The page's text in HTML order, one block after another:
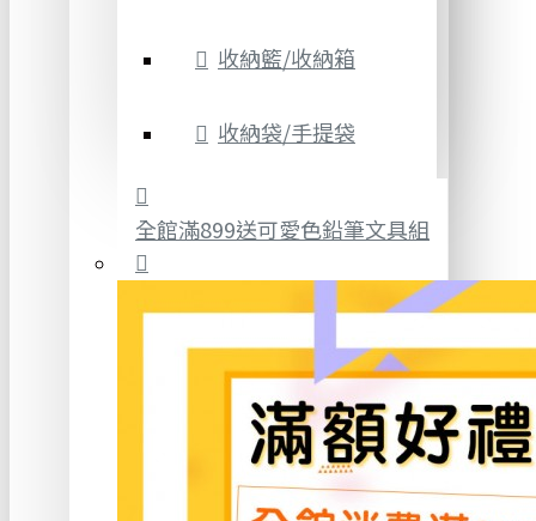
收納籃/收納箱
收納袋/手提袋
全館滿899送可愛色鉛筆文具組